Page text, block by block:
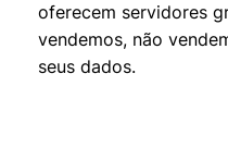
oferecem servidores
vendemos, não
seus dados.